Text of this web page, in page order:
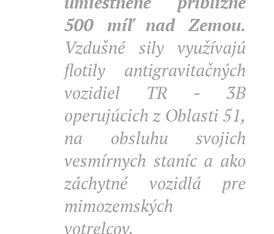
500 míľ nad Zemou.
Vzdušné sily využívajú
flotily antigravitačných
vozidiel TR - 3B
operujúcich z Oblasti 51,
na obsluhu svojich
vesmírnych staníc a ako
záchytné vozidlá pre
mimozemských
votrelcov.